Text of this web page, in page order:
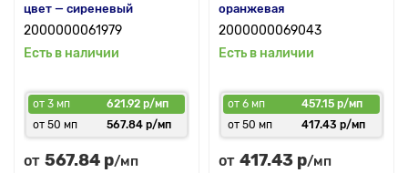
цвет — сиреневый
2000000061979
Есть в наличии
от 3 мп
621.92 р/мп
от 50 мп
567.84 р/мп
от 567.84 р/мп
оранжевая
2000000069043
Есть в наличии
от 6 мп
457.15 р/мп
от 50 мп
417.43 р/мп
от 417.43 р/мп